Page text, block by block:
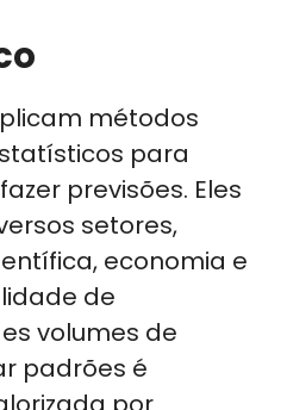
métodos
para
previsões. Eles
setores,
economia e
de
volumes de
padrões é